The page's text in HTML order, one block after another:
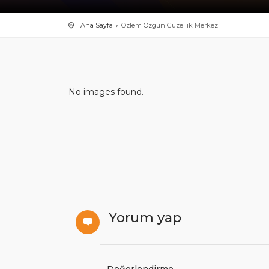
Ana Sayfa Özlem Özgün Güzellik Merkezi
No images found.
Yorum yap